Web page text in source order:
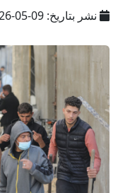
نشر بتاريخ: 09-05-2026 |